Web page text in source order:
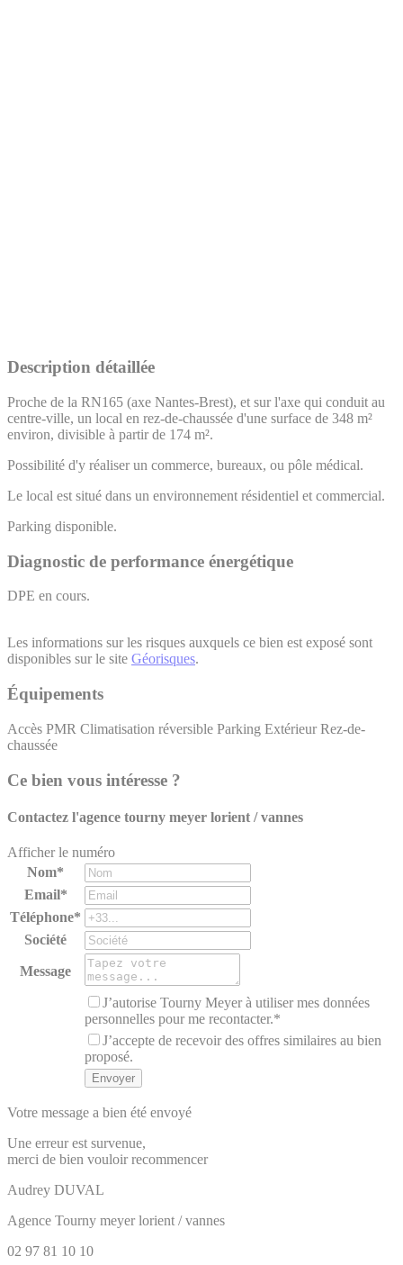
Description détaillée
Proche de la RN165 (axe Nantes-Brest), et sur l'axe qui conduit au
centre-ville, un local en rez-de-chaussée d'une surface de 348 m²
environ, divisible à partir de 174 m².
Possibilité d'y réaliser un commerce, bureaux, ou pôle médical.
Le local est situé dans un environnement résidentiel et commercial.
Parking disponible.
Diagnostic de performance énergétique
DPE en cours.
Les informations sur les risques auxquels ce bien est exposé sont
disponibles sur le site Géorisques.
Équipements
Accès PMR Climatisation réversible Parking Extérieur Rez-de-
chaussée
Ce bien vous intéresse ?
Contactez l'agence tourny meyer lorient / vannes
Afficher le numéro
Nom*
Email*
Téléphone*
Société
Message
J’autorise Tourny Meyer à utiliser mes données
personnelles pour me recontacter.*
J’accepte de recevoir des offres similaires au bien
proposé.
Votre message a bien été envoyé
Une erreur est survenue,
merci de bien vouloir recommencer
Audrey DUVAL
Agence Tourny meyer lorient / vannes
02 97 81 10 10